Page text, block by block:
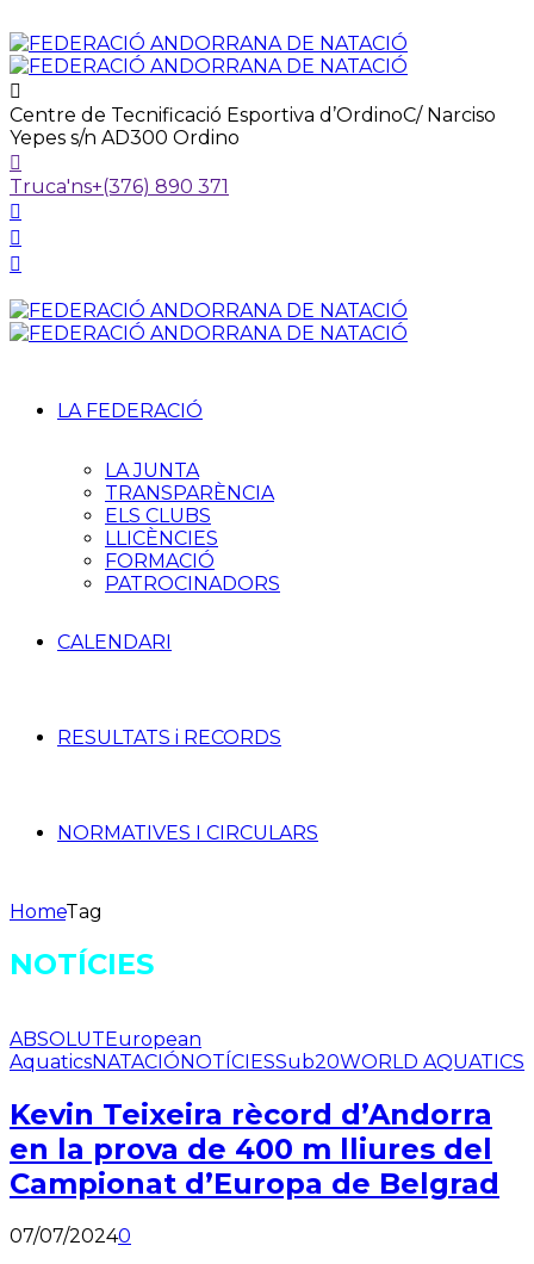
Centre de Tecnificació Esportiva d’OrdinoC/ Narciso
Yepes s/n AD300 Ordino
Truca'ns+(376) 890 371
LA FEDERACIÓ
LA JUNTA
TRANSPARÈNCIA
ELS CLUBS
LLICÈNCIES
FORMACIÓ
PATROCINADORS
CALENDARI
RESULTATS i RECORDS
NORMATIVES I CIRCULARS
HomeTag
NOTÍCIES
ABSOLUTEuropean
AquaticsNATACIÓNOTÍCIESSub20WORLD AQUATICS
Kevin Teixeira rècord d’Andorra
en la prova de 400 m lliures del
Campionat d’Europa de Belgrad
07/07/20240